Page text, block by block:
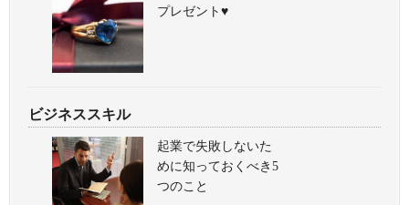
プレゼント♥
ビジネススキル
起業で失敗しないた
めに知っておくべき5
つのこと